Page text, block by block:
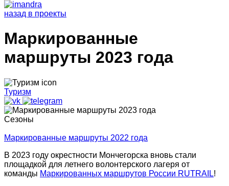
назад в проекты
Маркированные
маршруты 2023 года
Туризм
Сезоны
Маркированные маршруты 2022 года
В 2023 году окрестности Мончегорска вновь стали
площадкой для летнего волонтерского лагеря от
команды Маркированных маршрутов России RUTRAIL!